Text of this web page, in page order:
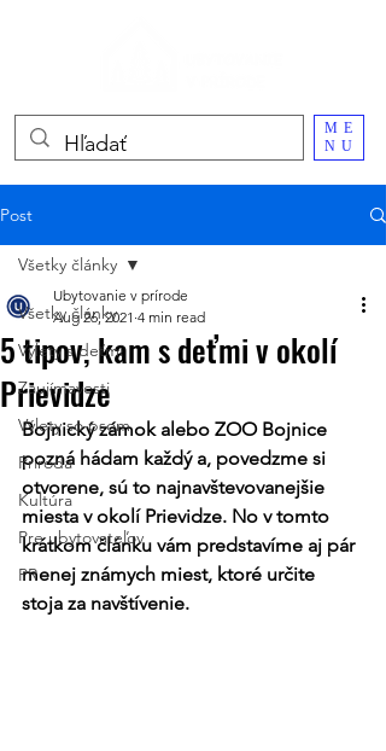
ME
NU
Post
Všetky články
Výlety s deťmi
Zaujímavosti
Výlety so psom
Príroda
Kultúra
Pre ubytovateľov
PR
Všetky články
5 tipov, kam s deťmi v okolí
Prievidze
Ubytovanie v prírode
Aug 26, 2021 4 min read
Bojnický zámok alebo ZOO Bojnice
pozná hádam každý a, povedzme si
otvorene, sú to najnavštevovanejšie
miesta v okolí Prievidze. No v tomto
krátkom článku vám predstavíme aj pár
menej známych miest, ktoré určite
stoja za navštívenie.